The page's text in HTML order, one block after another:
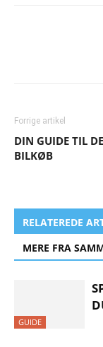
Forrige artikel
DIN GUIDE TIL
BILKØB
RELATEREDE
MERE FRA
GUIDE